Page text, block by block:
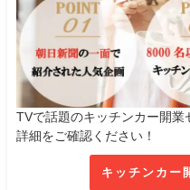
TVで話題のキッチンカー開業
詳細をご確認ください！
キッチンカー